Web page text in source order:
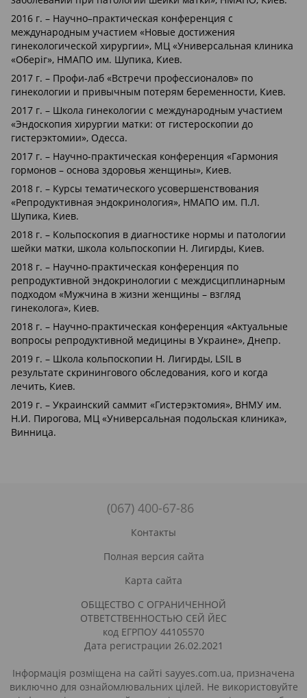
2016 г. – Научно–практическая конференция с
международным участием «Новые достижения
гинекологической хирургии», МЦ «Универсальная клиника
«Оберіг», НМАПО им. Шупика, Киев.
2017 г. – Профи-лаб «Встречи профессионалов» по
гинекологии и привычным потерям беременности, Киев.
2017 г. – Школа гинекологии с международным участием
«Эндоскопия хирургии матки: от гистероскопии до
гистерэктомии», Одесса.
2017 г. – Научно-практическая конференция «Гармония
гормонов – основа здоровья женщины», Киев.
2018 г. – Курсы тематического усовершенствования
«Репродуктивная эндокринология», НМАПО им. П.Л.
Шупика, Киев.
2018 г. – Кольпоскопия в диагностике нормы и патологии
шейки матки, школа кольпоскопии Н. Лигирды, Киев.
2018 г. – Научно-практическая конференция по
репродуктивной эндокринологии с междисциплинарным
подходом «Мужчина в жизни женщины – взгляд
гинеколога», Киев.
2018 г. – Научно-практическая конференция «Актуальные
вопросы репродуктивной медицины в Украине», Днепр.
2019 г. – Школа кольпоскопии Н. Лигирды, LSIL в
результате скринингового обследования, кого и когда
лечить, Киев.
2019 г. – Украинский саммит «Гистерэктомия», ВНМУ им.
Н.И. Пирогова, МЦ «Универсальная подольская клиника»,
Винница.
(067) 400-67-86
Контакты
Полная версия сайта
Карта сайта
ОБЩЕСТВО С ОГРАНИЧЕННОЙ
ОТВЕТСТВЕННОСТЬЮ СЕЙ ЙЕС
код ЕГРПОУ 44105570
Дата регистрации 26.02.2021
Інформація розміщена на сайті sayyes.com.ua, призначена
виключно для ознайомлювальних цілей. Не використовуйте